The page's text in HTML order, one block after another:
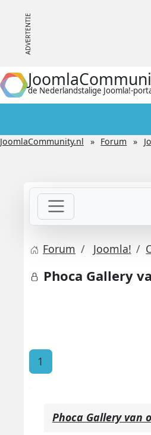
de Nederlandstalige Joomla!-
JoomlaCommunity.nl Forum
Forum Joomla!
Phoca Gallery
1
Phoca Gallery van